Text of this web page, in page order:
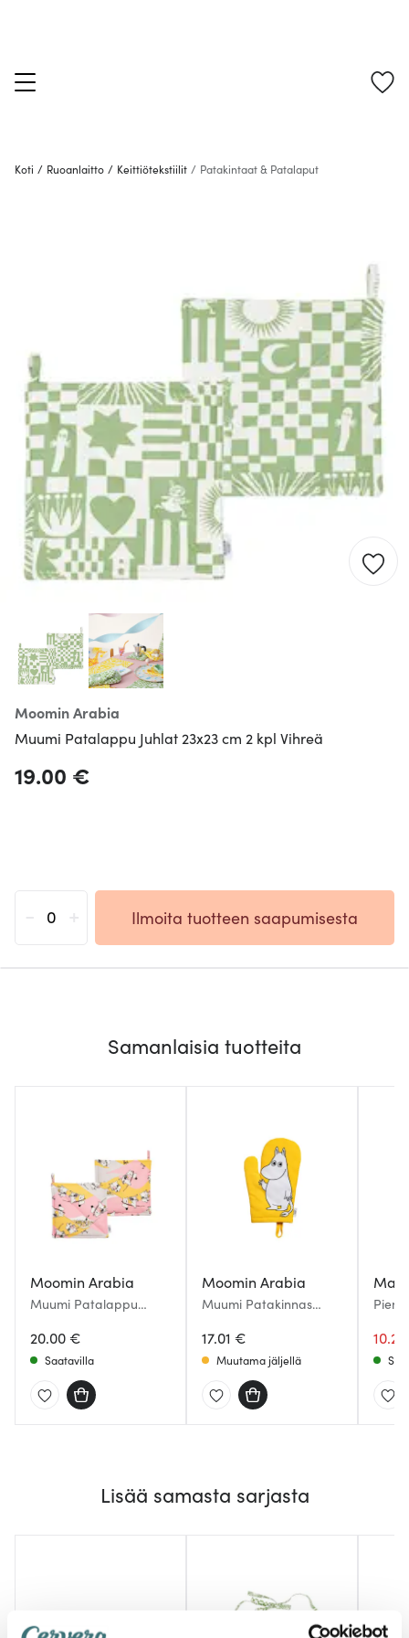
Koti / Ruoanlaitto / Keittiötekstiilit / Patakintaat & Patalaput
Moomin Arabia
Muumi Patalappu Juhlat 23x23 cm 2 kpl Vihreä
19.00 €
Ilmoita tuotteen saapumisesta
Samanlaisia tuotteita
Moomin Arabia
Muumi Patalappu
parissa
20.00 €
Saatavilla
Moomin Arabia
Muumi Patakinnas
17.01 €
Muutama jäljellä
Pieni
Lisää samasta sarjasta